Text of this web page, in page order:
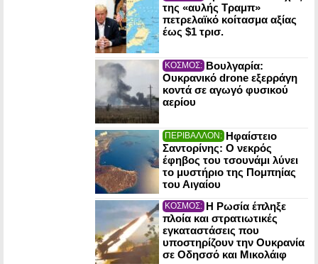
της «αυλής Τραμπ»
πετρελαϊκό κοίτασμα αξίας
έως $1 τρισ.
ΚΟΣΜΟΣ: Βουλγαρία:
Ουκρανικό drone εξερράγη
κοντά σε αγωγό φυσικού
αερίου
ΠΕΡΙΒΑΛΛΟΝ: Ηφαίστειο
Σαντορίνης: Ο νεκρός
έφηβος του τσουνάμι λύνει
το μυστήριο της Πομπηίας
του Αιγαίου
ΚΟΣΜΟΣ: Η Ρωσία έπληξε
πλοία και στρατιωτικές
εγκαταστάσεις που
υποστηρίζουν την Ουκρανία
σε Οδησσό και Μικολάιφ